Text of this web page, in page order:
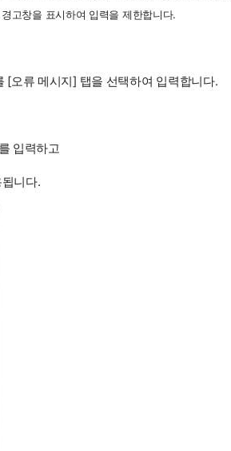
고창을 표시하여 입력을 제한합니다.
[오류 메시지] 탭을 선택하여 입력합니다.
입력하고
니다.